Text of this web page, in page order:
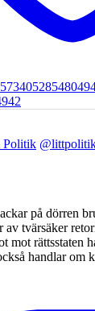
Politik
på dörren
av tvärsäker
mot rättsstaten
handlar om